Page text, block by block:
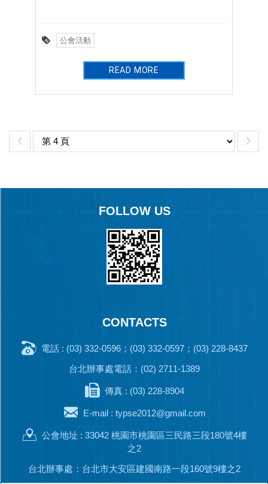
公會活動
READ MORE
FOLLOW US
CONTACTS
電話 : (03) 332-0596；(03) 332-0597；(03) 228-8437
台北辦事處電話：(02) 2711-1389
傳真 : (03) 228-8904
E-mail : typse2012@gmail.com
公會地址 : 33042 桃園市桃園區三民路三段180號4樓
之2
台北辦事處：台北市大安區建國南路一段160號9樓之2